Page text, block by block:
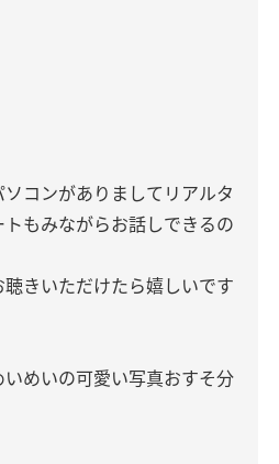
コンがありましてリアルタ
もみながらお話しできるの
きいただけたら嬉しいです
めいの可愛い写真おすそ分